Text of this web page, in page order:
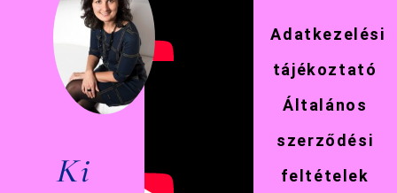
Ki
Adatkezelési
tájékoztató
Általános
szerződési
feltételek